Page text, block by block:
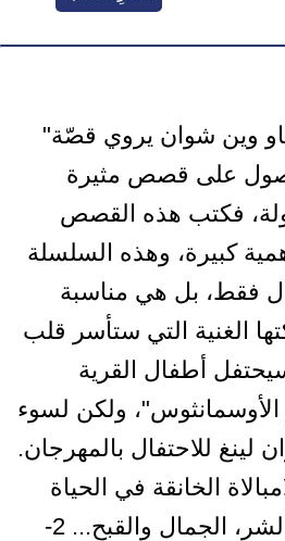
وين شوان يروي قصّة"
على قصص مثيرة
فكتب هذه القصص
كبيرة، وهذه السلسلة
فقط، بل هي مناسبة
الغنية التي ستأسر قلب
وتؤثر بهم. 1- سيحتفل أطفال القرية
ولكن لسوء
لينغ للاحتفال بالمهرجان.
الخانقة في الحياة
بالإضافة إلى الخير والشر، الجمال والقبح... 2-